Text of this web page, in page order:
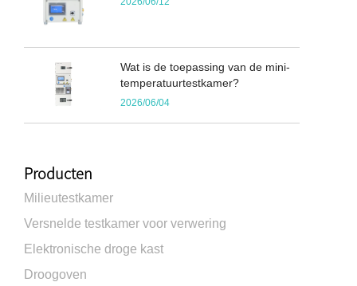
Wat is de toepassing van de mini-
temperatuurtestkamer?
2026/06/04
Producten
Milieutestkamer
Versnelde testkamer voor verwering
Elektronische droge kast
Droogoven